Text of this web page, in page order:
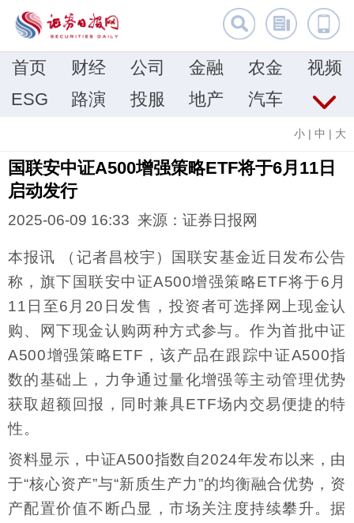
首页 财经 公司 金融 农金
视频
ESG
路演 投服 地产 汽车
小 | 中 | 大
国联安中证A500增强策略ETF将于6月11日
启动发行
2025-06-09 16:33 来源：证券日报网
本报讯 （记者昌校宇）国联安基金近日发布公告
称，旗下国联安中证A500增强策略ETF将于6月
11日至6月20日发售，投资者可选择网上现金认
购、网下现金认购两种方式参与。作为首批中证
A500增强策略ETF，该产品在跟踪中证A500指
数的基础上，力争通过量化增强等主动管理优势
获取超额回报，同时兼具ETF场内交易便捷的特
性。
资料显示，中证A500指数自2024年发布以来，由
于“核心资产”与“新质生产力”的均衡融合优势，资
产配置价值不断凸显，市场关注度持续攀升。据